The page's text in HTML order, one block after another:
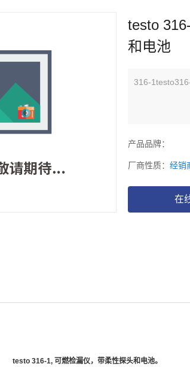
testo
和电池
316-
产品品牌：
厂商性质： 经销
在
testo 316-1, 可燃检漏仪，带柔性探头和电池。